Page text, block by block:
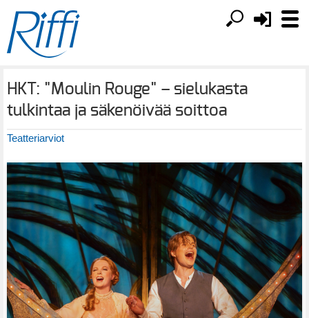
HKT: "Moulin Rouge" – sielukasta
tulkintaa ja säkenöivää soittoa
Teatteriarviot